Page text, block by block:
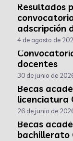
Resultados
adscripción
4 de agosto de
docentes
30 de junio de
Becas
licenciatura
26 de junio de
Becas
bachillerato